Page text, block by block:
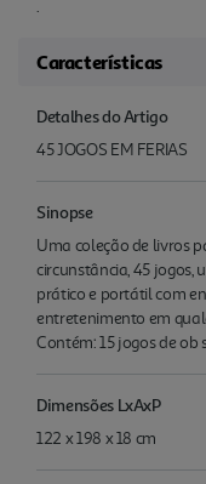
.
Características
Detalhes do Artigo
45 JOGOS EM FERIAS
Sinopse
Uma coleção de livros
circunstância, 45
prático e portátil com
entretenimento em
Contém: 15 jogos de ob
Dimensões LxAxP
122 x 198 x 18 cm